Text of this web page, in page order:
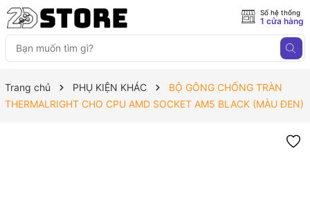
Số hệ thống
1 cửa hàng
Trang chủ PHỤ KIỆN KHÁC
BỘ GÔNG CHỐNG TRÀN
THERMALRIGHT CHO CPU AMD SOCKET AM5 BLACK (MÀU ĐEN)